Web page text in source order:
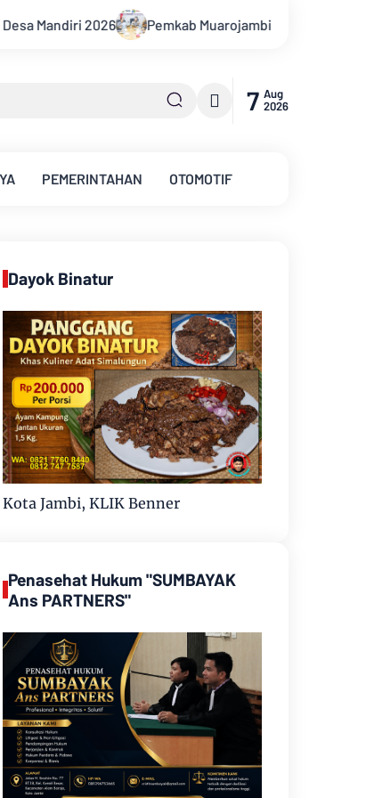
Mediasi Konflik PT Sinar Agro Tenera Unggul Dengan
7 Aug
2026
PEMERINTAHAN OTOMOTIF
Dayok Binatur
Kota Jambi, KLIK Benner
Penasehat Hukum "SUMBAYAK
Ans PARTNERS"